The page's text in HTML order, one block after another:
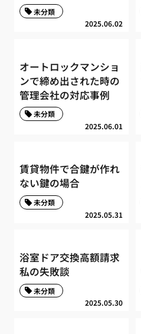
2025.06.02
未分類
オートロックマンショ
ンで締め出された時の
管理会社の対応事例
2025.06.01
未分類
賃貸物件で合鍵が作れ
ない鍵の場合
2025.05.31
未分類
浴室ドア交換高額請求
私の失敗談
2025.05.30
未分類